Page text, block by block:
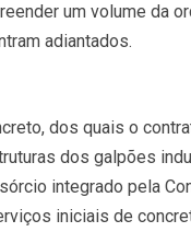
um volume da
adiantados.
dos quais o
dos galpões
integrado pela
iniciais de